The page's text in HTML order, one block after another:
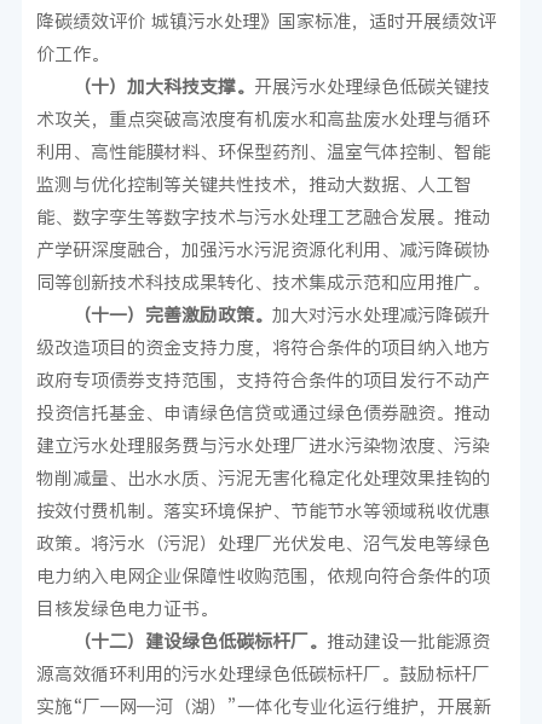
降碳绩效评价 城镇污水处理》国家标准，适时开展绩效评
价工作。
（十）加大科技支撑。 开展污水处理绿色低碳关键技
术攻关，重点突破高浓度有机废水和高盐废水处理与循环
利用、高性能膜材料、环保型药剂、温室气体控制、智能
监测与优化控制等关键共性技术，推动大数据、人工智
能、数字孪生等数字技术与污水处理工艺融合发展。推动
产学研深度融合，加强污水污泥资源化利用、减污降碳协
同等创新技术科技成果转化、技术集成示范和应用推广。
（十一）完善激励政策。加大对污水处理减污降碳升
级改造项目的资金支持力度，将符合条件的项目纳入地方
政府专项债券支持范围，支持符合条件的项目发行不动产
投资信托基金、申请绿色信贷或通过绿色债券融资。推动
建立污水处理服务费与污水处理厂进水污染物浓度、污染
物削减量、出水水质、污泥无害化稳定化处理效果挂钩的
按效付费机制。落实环境保护、节能节水等领域税收优惠
政策。将污水（污泥）处理厂光伏发电、沼气发电等绿色
电力纳入电网企业保障性收购范围，依规向符合条件的项
目核发绿色电力证书。
（十二）建设绿色低碳标杆厂。 推动建设一批能源资
源高效循环利用的污水处理绿色低碳标杆厂。鼓励标杆厂
实施“厂—网—河（湖）”一体化专业化运行维护，开展新